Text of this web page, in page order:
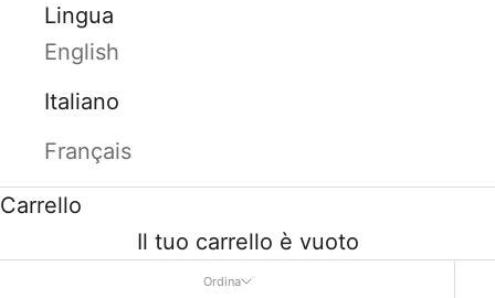
Lingua
English
Italiano
Français
Carrello
Il tuo carrello è vuoto
Ordina